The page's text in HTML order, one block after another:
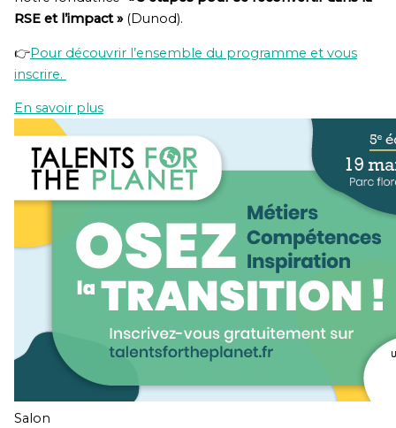
RSE et l’impact » (Dunod).
👉Pour découvrir l’ensemble du programme et vous
inscrire.
En savoir plus
Salon